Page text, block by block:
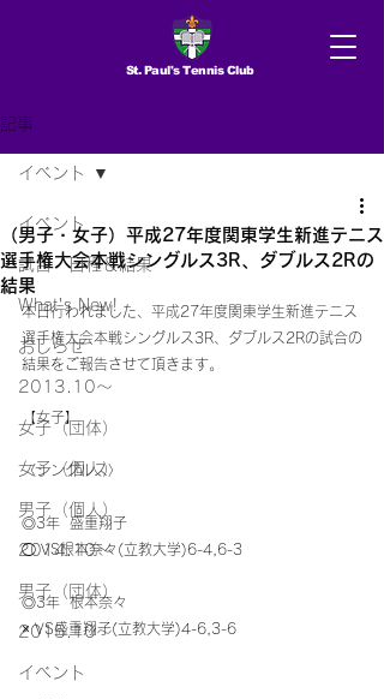
St. Paul's Tennis Club
記事
イベント
試合 日程＆結果
What's New!
おしらせ
2013.10〜
女子（団体）
女子（個人）
男子（個人）
2014.10〜
男子（団体）
2015.10～
イベント
イベント
（男子・女子）平成27年度関東学生新進テニス
選手権大会本戦シングルス3R、ダブルス2Rの
結果
本日行われました、平成27年度関東学生新進テニス
選手権大会本戦シングルス3R、ダブルス2Rの試合の
結果をご報告させて頂きます。
【女子】
〈シングルス〉
◎3年  盛重翔子
◯ VS根本奈々(立教大学)6-4,6-3
◎3年  根本奈々
× VS盛重翔子(立教大学)4-6,3-6